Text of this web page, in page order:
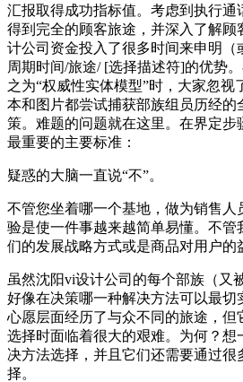
汇报取得成功指标值。考虑到执行通
得到完全的顾客旅途，并深入了解顾
计公司资金投入了很多时间来申明（
周期时间/旅途/ [选择描述符]的优势
之为“权威性实体模型”时，大家忽视
本和图片都尝试捕获部族组员历经的
策。难题的问题就在这里。在界定步
最重要的主要标准：
疑惑的大脑一直说“不”。
不管您坐着哪一个基地，做为销售人
验是使一件事越来越简单易懂。不管
们的发展战略方式或是商品对用户的
虽然沈阳vi设计公司的每个部族（又
好像在决策哪一种解决方法可以最切
心愿层面经历了与众不同的旅途，但
选择时面临着很大的艰难。为何？想
决方法选择，并且它们还需要通过很
择。